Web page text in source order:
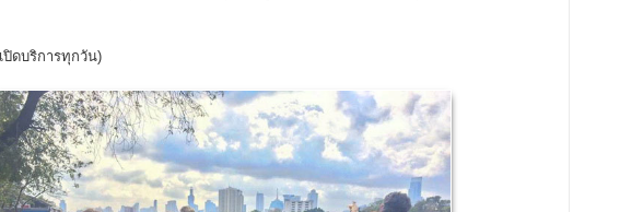
ปิดบริการทุกวัน)